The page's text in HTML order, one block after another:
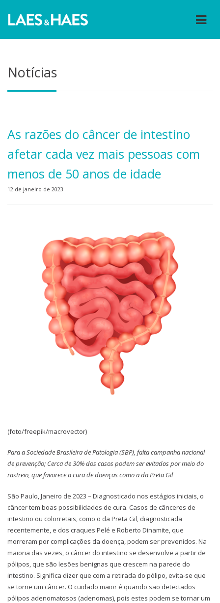
Notícias
As razões do câncer de intestino
afetar cada vez mais pessoas com
menos de 50 anos de idade
12 de janeiro de 2023
(foto/freepik/macrovector)
Para a Sociedade Brasileira de Patologia (SBP), falta campanha nacional
de prevenção; Cerca de 30% dos casos podem ser evitados por meio do
rastreio, que favorece a cura de doenças como a da Preta Gil
São Paulo, Janeiro de 2023 – Diagnosticado nos estágios iniciais, o
câncer tem boas possibilidades de cura. Casos de cânceres de
intestino ou colorretais, como o da Preta Gil, diagnosticada
recentemente, e dos craques Pelé e Roberto Dinamite, que
morreram por complicações da doença, podem ser prevenidos. Na
maioria das vezes, o câncer do intestino se desenvolve a partir de
pólipos, que são lesões benignas que crescem na parede do
intestino. Significa dizer que com a retirada do pólipo, evita-se que
se torne um câncer. O cuidado maior é quando são detectados
pólipos adenomatosos (adenomas), pois estes podem se tornar um